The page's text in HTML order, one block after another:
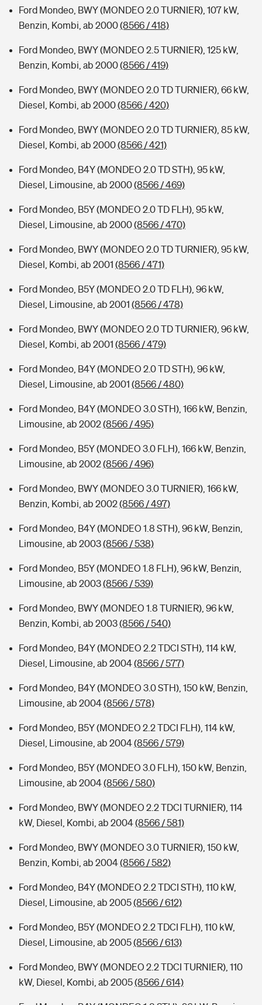
Ford Mondeo, BWY (MONDEO 2.0 TURNIER), 107 kW,
Benzin, Kombi, ab 2000(8566 / 418)
Ford Mondeo, BWY (MONDEO 2.5 TURNIER), 125 kW,
Benzin, Kombi, ab 2000(8566 / 419)
Ford Mondeo, BWY (MONDEO 2.0 TD TURNIER), 66 kW,
Diesel, Kombi, ab 2000(8566 / 420)
Ford Mondeo, BWY (MONDEO 2.0 TD TURNIER), 85 kW,
Diesel, Kombi, ab 2000(8566 / 421)
Ford Mondeo, B4Y (MONDEO 2.0 TD STH), 95 kW,
Diesel, Limousine, ab 2000(8566 / 469)
Ford Mondeo, B5Y (MONDEO 2.0 TD FLH), 95 kW,
Diesel, Limousine, ab 2000(8566 / 470)
Ford Mondeo, BWY (MONDEO 2.0 TD TURNIER), 95 kW,
Diesel, Kombi, ab 2001 (8566 / 471)
Ford Mondeo, B5Y (MONDEO 2.0 TD FLH), 96 kW,
Diesel, Limousine, ab 2001 (8566 / 478)
Ford Mondeo, BWY (MONDEO 2.0 TD TURNIER), 96 kW,
Diesel, Kombi, ab 2001 (8566 / 479)
Ford Mondeo, B4Y (MONDEO 2.0 TD STH), 96 kW,
Diesel, Limousine, ab 2001 (8566 / 480)
Ford Mondeo, B4Y (MONDEO 3.0 STH), 166 kW, Benzin,
Limousine, ab 2002(8566 / 495)
Ford Mondeo, B5Y (MONDEO 3.0 FLH), 166 kW, Benzin,
Limousine, ab 2002(8566 / 496)
Ford Mondeo, BWY (MONDEO 3.0 TURNIER), 166 kW,
Benzin, Kombi, ab 2002(8566 / 497)
Ford Mondeo, B4Y (MONDEO 1.8 STH), 96 kW, Benzin,
Limousine, ab 2003(8566 / 538)
Ford Mondeo, B5Y (MONDEO 1.8 FLH), 96 kW, Benzin,
Limousine, ab 2003(8566 / 539)
Ford Mondeo, BWY (MONDEO 1.8 TURNIER), 96 kW,
Benzin, Kombi, ab 2003(8566 / 540)
Ford Mondeo, B4Y (MONDEO 2.2 TDCI STH), 114 kW,
Diesel, Limousine, ab 2004(8566 / 577)
Ford Mondeo, B4Y (MONDEO 3.0 STH), 150 kW, Benzin,
Limousine, ab 2004(8566 / 578)
Ford Mondeo, B5Y (MONDEO 2.2 TDCI FLH), 114 kW,
Diesel, Limousine, ab 2004(8566 / 579)
Ford Mondeo, B5Y (MONDEO 3.0 FLH), 150 kW, Benzin,
Limousine, ab 2004(8566 / 580)
Ford Mondeo, BWY (MONDEO 2.2 TDCI TURNIER), 114
kW, Diesel, Kombi, ab 2004(8566 / 581)
Ford Mondeo, BWY (MONDEO 3.0 TURNIER), 150 kW,
Benzin, Kombi, ab 2004(8566 / 582)
Ford Mondeo, B4Y (MONDEO 2.2 TDCI STH), 110 kW,
Diesel, Limousine, ab 2005(8566 / 612)
Ford Mondeo, B5Y (MONDEO 2.2 TDCI FLH), 110 kW,
Diesel, Limousine, ab 2005(8566 / 613)
Ford Mondeo, BWY (MONDEO 2.2 TDCI TURNIER), 110
kW, Diesel, Kombi, ab 2005(8566 / 614)